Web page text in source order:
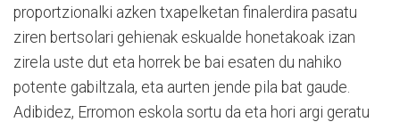
proportzionalki azken txapelketan finalerdira pasatu
ziren bertsolari gehienak eskualde honetakoak izan
zirela uste dut eta horrek be bai esaten du nahiko
potente gabiltzala, eta aurten jende pila bat gaude.
Adibidez, Erromon eskola sortu da eta hori argi geratu